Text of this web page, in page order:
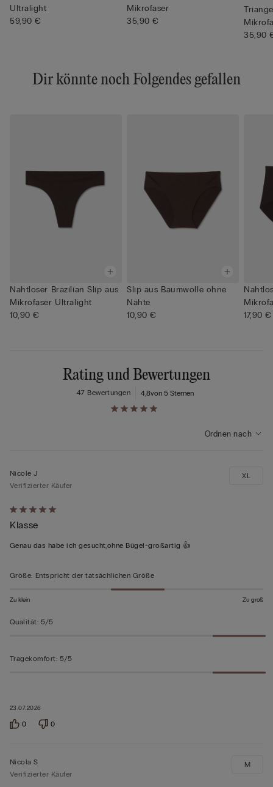
Ultralight
59,90 €
Mikrofaser
35,90 €
35,90
Dir könnte noch Folgendes gefallen
Nahtloser Brazilian Slip aus
Mikrofaser Ultralight
10,90 €
Slip aus Baumwolle ohne
Nähte
10,90 €
17,90 €
Rating und Bewertungen
4,8von 5 Sternen
47 Bewertungen
Ordnen nach
Mit
5
von
bewertet
23.07.2026
Nicole J
Verifizierter Käufer
Klasse
Genau das habe ich gesucht,ohne Bügel-großartig 👍
XL
Größe: Entspricht der tatsächlichen Größe
Zu klein Zu groß
Qualität: 5/5
Tragekomfort: 5/5
0 0
Nicola S
Verifizierter Käufer
M